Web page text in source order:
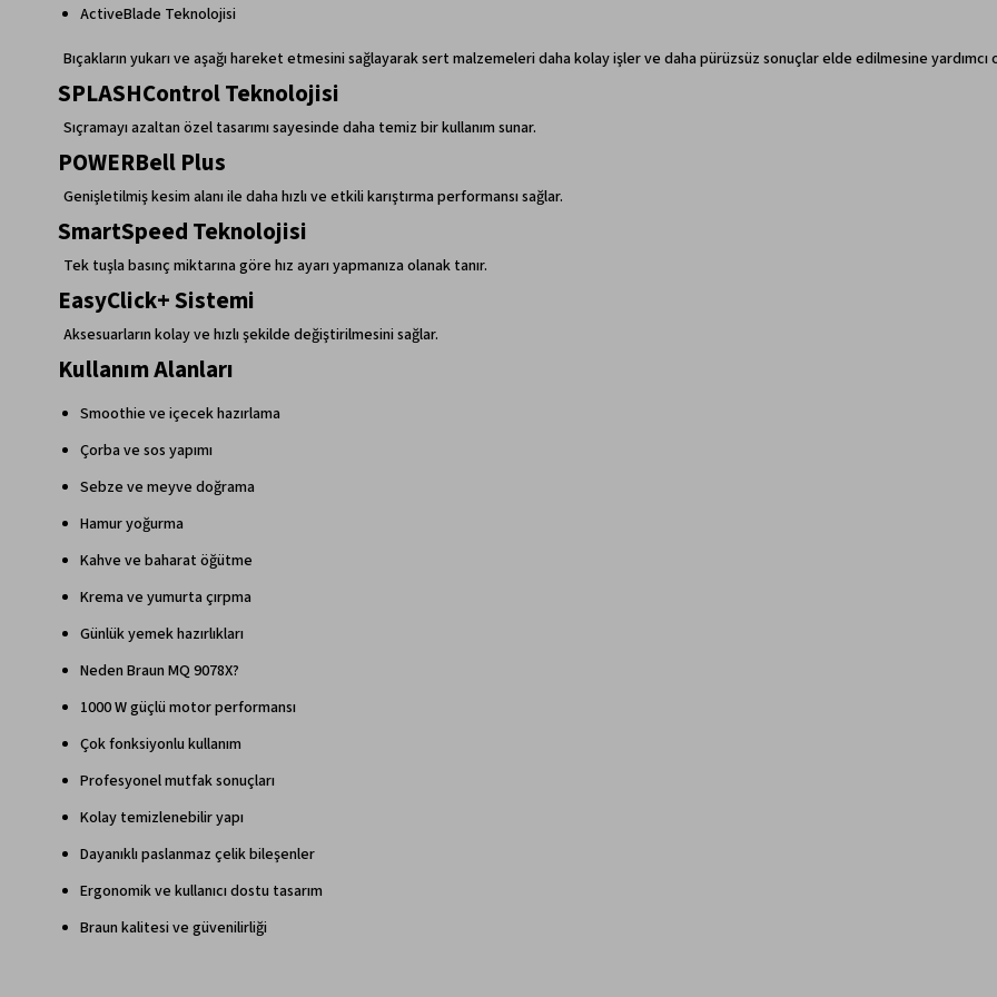
ActiveBlade Teknolojisi
Bıçakların yukarı ve aşağı hareket etmesini sağlayarak sert malzemeleri daha kolay işler ve daha pürüzsüz sonuçlar elde edilmesine yardımcı
SPLASHControl Teknolojisi
Sıçramayı azaltan özel tasarımı sayesinde daha temiz bir kullanım sunar.
POWERBell Plus
Genişletilmiş kesim alanı ile daha hızlı ve etkili karıştırma performansı sağlar.
SmartSpeed Teknolojisi
Tek tuşla basınç miktarına göre hız ayarı yapmanıza olanak tanır.
EasyClick+ Sistemi
Aksesuarların kolay ve hızlı şekilde değiştirilmesini sağlar.
Kullanım Alanları
Smoothie ve içecek hazırlama
Çorba ve sos yapımı
Sebze ve meyve doğrama
Hamur yoğurma
Kahve ve baharat öğütme
Krema ve yumurta çırpma
Günlük yemek hazırlıkları
Neden Braun MQ 9078X?
1000 W güçlü motor performansı
Çok fonksiyonlu kullanım
Profesyonel mutfak sonuçları
Kolay temizlenebilir yapı
Dayanıklı paslanmaz çelik bileşenler
Ergonomik ve kullanıcı dostu tasarım
Braun kalitesi ve güvenilirliği